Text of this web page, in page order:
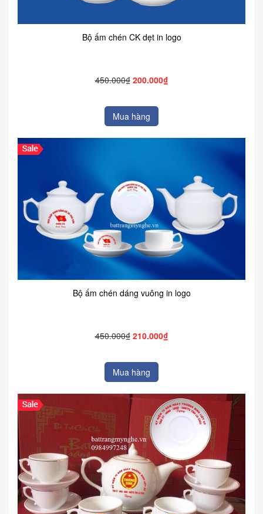
Bộ ấm chén CK dẹt in logo
450.000₫ 200.000₫
Mua hàng
Bộ ấm chén dáng vuông in logo
450.000₫ 210.000₫
Mua hàng